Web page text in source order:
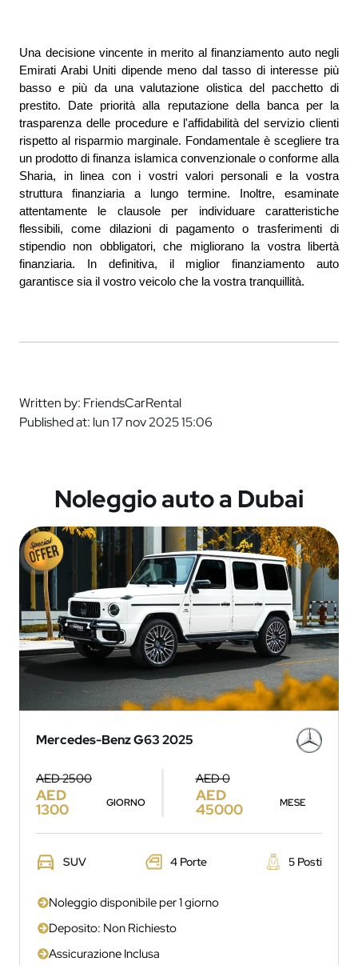
Una decisione vincente in merito al finanziamento auto negli
Emirati Arabi Uniti dipende meno dal tasso di interesse più
basso e più da una valutazione olistica del pacchetto di
prestito. Date priorità alla reputazione della banca per la
trasparenza delle procedure e l'affidabilità del servizio clienti
rispetto al risparmio marginale. Fondamentale è scegliere tra
un prodotto di finanza islamica convenzionale o conforme alla
Sharia, in linea con i vostri valori personali e la vostra
struttura finanziaria a lungo termine. Inoltre, esaminate
attentamente le clausole per individuare caratteristiche
flessibili, come dilazioni di pagamento o trasferimenti di
stipendio non obbligatori, che migliorano la vostra libertà
finanziaria. In definitiva, il miglior finanziamento auto
garantisce sia il vostro veicolo che la vostra tranquillità.
Written by: FriendsCarRental
Published at: lun 17 nov 2025 15:06
Noleggio auto a Dubai
Mercedes-Benz G63 2025
AED 2500
AED
1300 GIORNO
AED 0
AED
45000 MESE
SUV 4 Porte 5 Posti
Noleggio disponibile per 1 giorno
Deposito: Non Richiesto
Assicurazione Inclusa